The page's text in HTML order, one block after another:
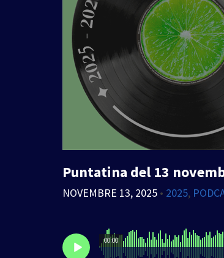
Puntatina del 13
NOVEMBRE 13, 2025 • 2025,
00:00